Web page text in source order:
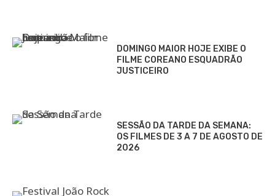
DOMINGO MAIOR HOJE EXIBE O
FILME COREANO ESQUADRÃO
JUSTICEIRO
SESSÃO DA TARDE DA SEMANA:
OS FILMES DE 3 A 7 DE AGOSTO DE
2026